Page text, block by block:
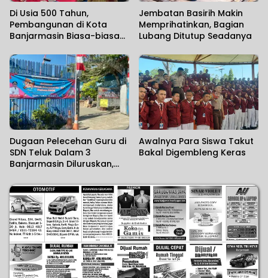
Di Usia 500 Tahun,
Pembangunan di Kota
Banjarmasin Biasa-biasa
Jembatan Basirih Makin
Memprihatinkan, Bagian
Lubang Ditutup Seadanya
Dugaan Pelecehan Guru di
SDN Teluk Dalam 3
Banjarmasin Diluruskan,
Paham
Awalnya Para Siswa Takut
Bakal Digembleng Keras